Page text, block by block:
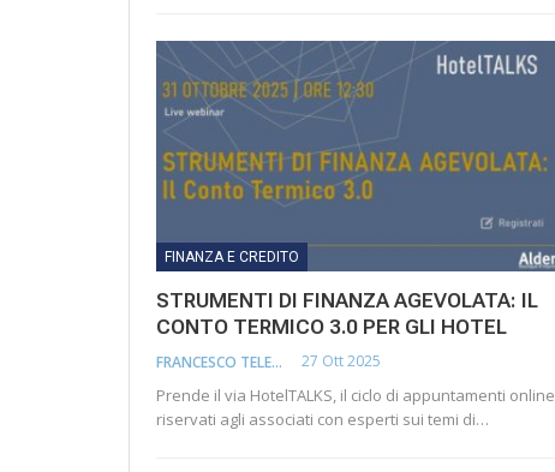
FINANZA E CREDITO
STRUMENTI DI FINANZA AGEVOLATA: IL
CONTO TERMICO 3.0 PER GLI HOTEL
FRANCESCO TELESCA 27 Ott 2025
Prende il via HotelTALKS, il ciclo di appuntamenti online
riservati agli associati con esperti sui temi di…